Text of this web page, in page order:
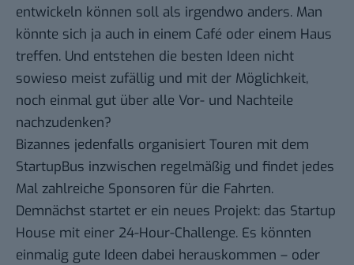
entwickeln können soll als irgendwo anders. Man
könnte sich ja auch in einem Café oder einem Haus
treffen. Und entstehen die besten Ideen nicht
sowieso meist zufällig und mit der Möglichkeit,
noch einmal gut über alle Vor- und Nachteile
nachzudenken?
Bizannes jedenfalls organisiert Touren mit dem
StartupBus inzwischen regelmäßig und findet jedes
Mal zahlreiche Sponsoren für die Fahrten.
Demnächst startet er ein neues Projekt: das Startup
House mit einer 24-Hour-Challenge. Es könnten
einmalig gute Ideen dabei herauskommen – oder